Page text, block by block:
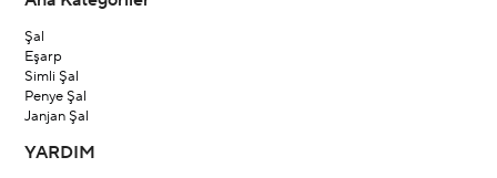
Şal
Eşarp
Simli Şal
Penye Şal
Janjan Şal
YARDIM